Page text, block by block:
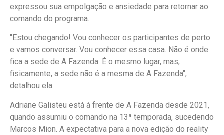
expressou sua empolgação e ansiedade para retornar ao
comando do programa.
"Estou chegando! Vou conhecer os participantes de perto
e vamos conversar. Vou conhecer essa casa. Não é onde
fica a sede de A Fazenda. É o mesmo lugar, mas,
fisicamente, a sede não é a mesma de A Fazenda",
detalhou ela.
Adriane Galisteu está à frente de A Fazenda desde 2021,
quando assumiu o comando na 13ª temporada, sucedendo
Marcos Mion. A expectativa para a nova edição do reality